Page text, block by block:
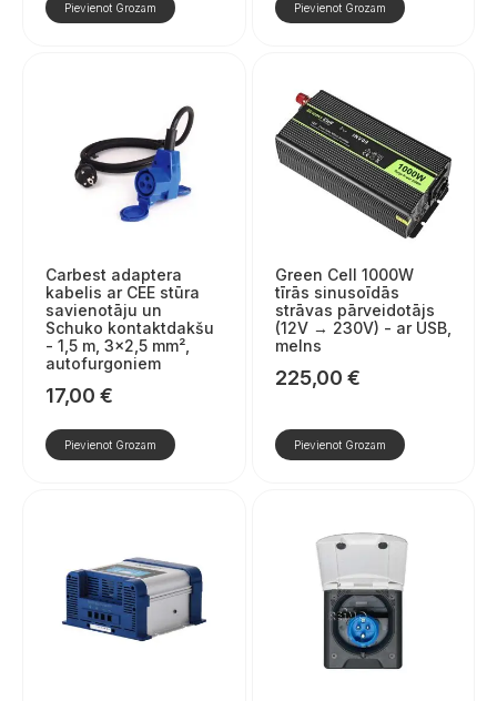
Pievienot Grozam Pievienot Grozam
Carbest adaptera
kabelis ar CEE stūra
savienotāju un
Schuko kontaktdakšu
- 1,5 m, 3×2,5 mm²,
autofurgoniem
17,00 €
Pievienot Grozam
Green Cell 1000W
tīrās sinusoīdās
strāvas pārveidotājs
(12V → 230V) - ar USB,
melns
225,00 €
Pievienot Grozam